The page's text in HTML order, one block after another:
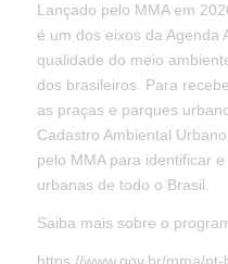
Lançado pelo MMA em
é um dos eixos da Agenda
qualidade do meio
dos brasileiros. Para
as praças e parques
Cadastro Ambiental
pelo MMA para identificar
urbanas de todo o Brasil.
Saiba mais sobre o